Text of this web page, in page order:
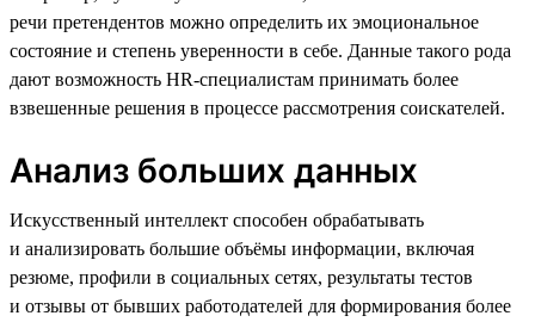
речи претендентов можно определить их эмоциональное
состояние и степень уверенности в себе. Данные такого рода
дают возможность HR-специалистам принимать более
взвешенные решения в процессе рассмотрения соискателей.
Анализ больших данных
Искусственный интеллект способен обрабатывать
и анализировать большие объёмы информации, включая
резюме, профили в социальных сетях, результаты тестов
и отзывы от бывших работодателей для формирования более